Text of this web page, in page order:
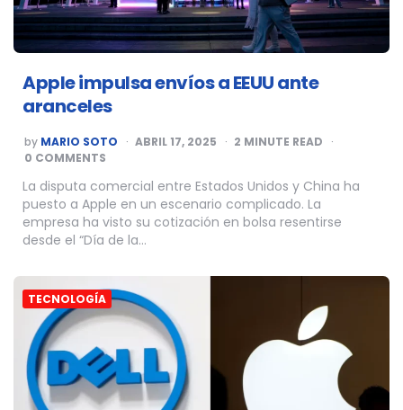
Apple impulsa envíos a EEUU ante
aranceles
POSTED
BY
by MARIO SOTO ABRIL 17, 2025 2 MINUTE READ
0 COMMENTS
La disputa comercial entre Estados Unidos y China ha
puesto a Apple en un escenario complicado. La
empresa ha visto su cotización en bolsa resentirse
desde el “Día de la…
TECNOLOGÍA